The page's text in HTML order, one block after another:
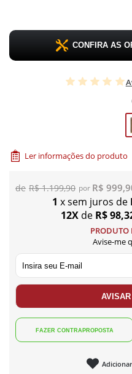
CONFIRA AS
Ler informações do produto
R$ 1.199,90 R$
1 x sem juros de
12X de R$
PRODUTO
Avise-me